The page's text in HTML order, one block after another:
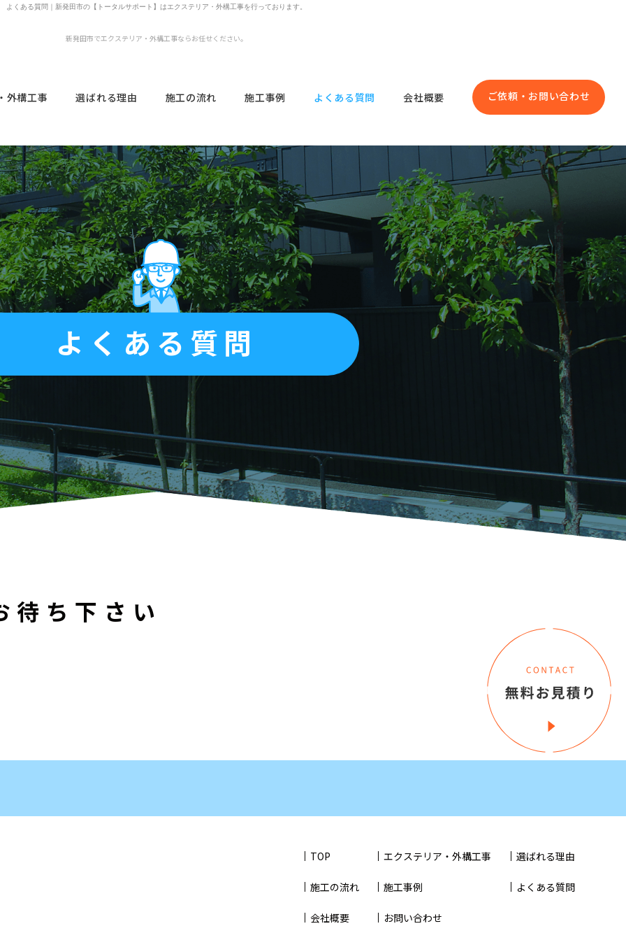
よくある質問 ｜新発田市の【トータルサポート】はエクステリア・外構工事を行っております。
新発田市でエクステリア・外構工事ならお任せください。
外構工事 選ばれる理由 施工の流れ 施工事例 よくある質問 会社概要 ご依頼・お問い合わせ
よくある質問
待ち下さい
TOP エクステリア・外構工事 選ばれる理由
施工の流れ 施工事例 よくある質問
会社概要 お問い合わせ